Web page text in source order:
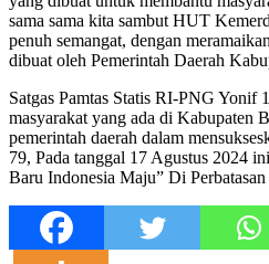
sama sama kita sambut HUT
penuh semangat, dengan
dibuat oleh Pemerintah Daerah
Satgas Pamtas Statis RI-PNG Yonif
masyarakat yang ada di Kabupaten
pemerintah daerah dalam
79, Pada tanggal 17 Agustus 2024
Baru Indonesia Maju” Di Perbatasan